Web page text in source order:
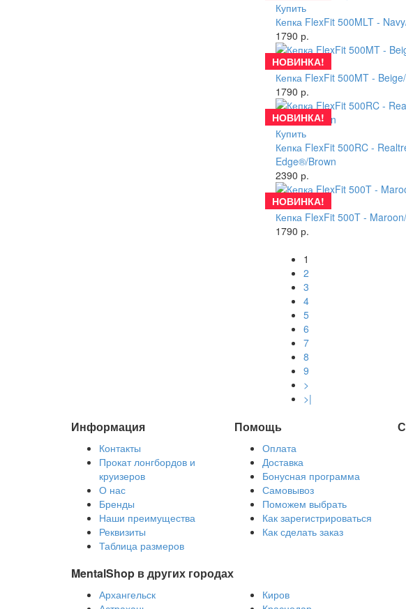
Купить
Кепка FlexFit 500MLT -
1790 р.
НОВИНКА!
Купить
Кепка FlexFit 500MT -
1790 р.
НОВИНКА!
Купить
Кепка FlexFit 500RC -
Edge®/Brown
2390 р.
НОВИНКА!
Купить
Кепка FlexFit 500T -
1790 р.
1
2
3
4
5
6
7
8
9
>
>|
Информация
Контакты
Прокат лонгбордов и
круизеров
О нас
Бренды
Наши преимущества
Реквизиты
Таблица размеров
Помощь
Оплата
Доставка
Бонусная программа
Самовывоз
Поможем выбрать
Как зарегистрироваться
Как сделать заказ
MentalShop в других городах
Архангельск
Киров